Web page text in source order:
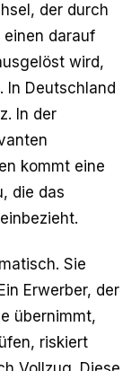
der durch
einen darauf
wird,
In Deutschland
In der
kommt eine
die das
Sie
Erwerber, der
übernimmt,
riskiert